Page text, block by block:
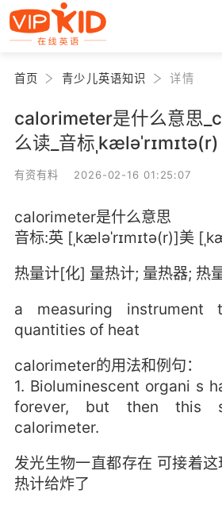
首页 青少儿英语知识 详情
calorimeter是什么意思
么读_音标ˌkæləˈrɪmɪtə(r)
有资有料 2026-02-16 01:25:07
calorimeter是什么意思
音标:英 [ˌkæləˈrɪmɪtə(r)]美
热量计[化] 量热计; 量热器; 热
a measuring instrument
quantities of heat
calorimeter的用法和例句：
1. Bioluminescent organi s
forever, but then this
calorimeter.
发光生物一直都存在 可接着
热计给炸了